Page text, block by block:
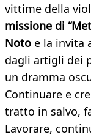
vittime della
missione di
Noto e la invita
dagli artigli dei
un dramma
Continuare e
tratto in salvo,
Lavorare,